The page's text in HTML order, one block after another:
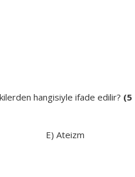
hangisiyle ifade edilir? (5
E) Ateizm